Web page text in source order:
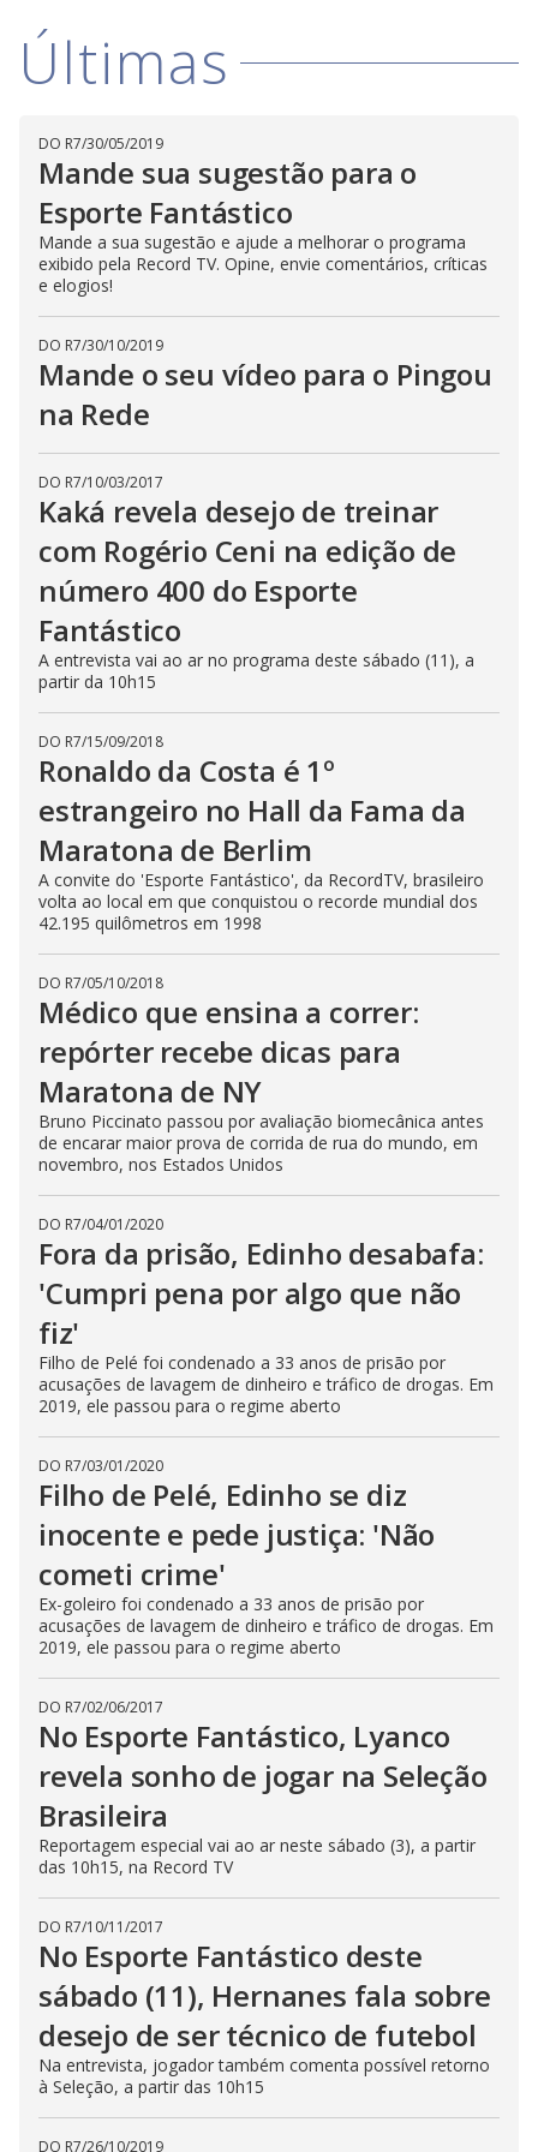
i
e
o
Últimas
DO R7/30/05/2019
Mande sua sugestão para o
Esporte Fantástico
Mande a sua sugestão e ajude a melhorar o programa
exibido pela Record TV. Opine, envie comentários, críticas
e elogios!
DO R7/30/10/2019
Mande o seu vídeo para o Pingou
na Rede
DO R7/10/03/2017
Kaká revela desejo de treinar
com Rogério Ceni na edição de
número 400 do Esporte
Fantástico
A entrevista vai ao ar no programa deste sábado (11), a
partir da 10h15
DO R7/15/09/2018
Ronaldo da Costa é 1º
estrangeiro no Hall da Fama da
Maratona de Berlim
A convite do 'Esporte Fantástico', da RecordTV, brasileiro
volta ao local em que conquistou o recorde mundial dos
42.195 quilômetros em 1998
DO R7/05/10/2018
Médico que ensina a correr:
repórter recebe dicas para
Maratona de NY
Bruno Piccinato passou por avaliação biomecânica antes
de encarar maior prova de corrida de rua do mundo, em
novembro, nos Estados Unidos
DO R7/04/01/2020
Fora da prisão, Edinho desabafa:
'Cumpri pena por algo que não
fiz'
Filho de Pelé foi condenado a 33 anos de prisão por
acusações de lavagem de dinheiro e tráfico de drogas. Em
2019, ele passou para o regime aberto
DO R7/03/01/2020
Filho de Pelé, Edinho se diz
inocente e pede justiça: 'Não
cometi crime'
Ex-goleiro foi condenado a 33 anos de prisão por
acusações de lavagem de dinheiro e tráfico de drogas. Em
2019, ele passou para o regime aberto
DO R7/02/06/2017
No Esporte Fantástico, Lyanco
revela sonho de jogar na Seleção
Brasileira
Reportagem especial vai ao ar neste sábado (3), a partir
das 10h15, na Record TV
DO R7/10/11/2017
No Esporte Fantástico deste
sábado (11), Hernanes fala sobre
desejo de ser técnico de futebol
Na entrevista, jogador também comenta possível retorno
à Seleção, a partir das 10h15
DO R7/26/10/2019